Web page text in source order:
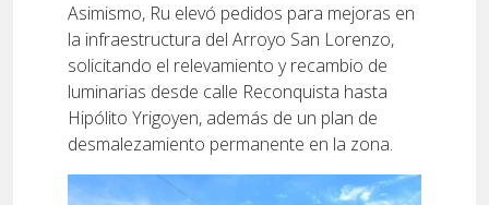
Asimismo, Ru elevó pedidos para mejoras en
la infraestructura del Arroyo San Lorenzo,
solicitando el relevamiento y recambio de
luminarias desde calle Reconquista hasta
Hipólito Yrigoyen, además de un plan de
desmalezamiento permanente en la zona.